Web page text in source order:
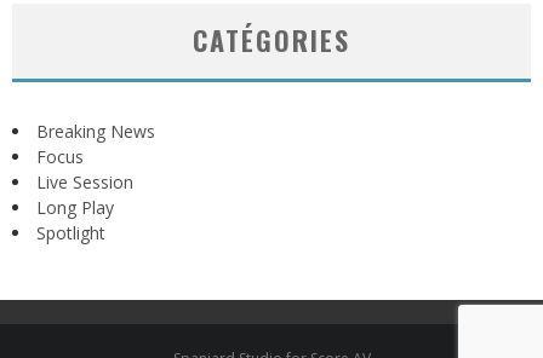
CATÉGORIES
Breaking News
Focus
Live Session
Long Play
Spotlight